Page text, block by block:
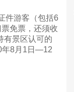
件游客（包括6
免票，还须收
有景区认可的
年8月1日—12